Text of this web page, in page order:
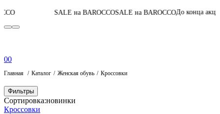
SALE на BAROCCO SALE на BAROCCO До конца акции05:04:45:56
00
Главная Каталог Женская обувь Кроссовки
Фильтры
Сортировка:новинки
Кроссовки